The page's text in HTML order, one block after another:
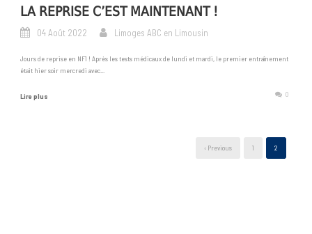
LA REPRISE C’EST MAINTENANT !
04 Août 2022 Limoges ABC en Limousin
Jours de reprise en NF1 ! Après les tests médicaux de lundi et mardi, le premier entraînement
était hier soir mercredi avec...
Lire plus 0
‹ Previous 1 2